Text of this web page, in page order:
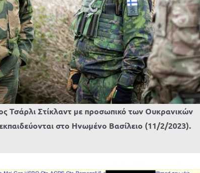
Τσάρλι Στίκλαντ με προσωπικό των Ουκρανικών
στο Ηνωμένο Βασίλειο (11/2/2023).